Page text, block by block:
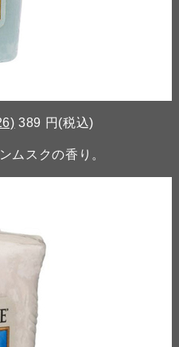
389 円(税込)
ムスクの香り。